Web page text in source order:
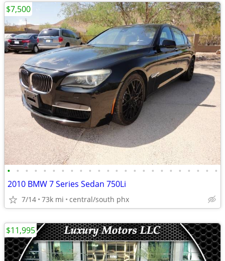
• • • • • • • • • • • • • • • • • • • • • • • •
2010 BMW 7 Series Sedan 750Li
7/14 73k mi central/south phx
$7,500
$11,995